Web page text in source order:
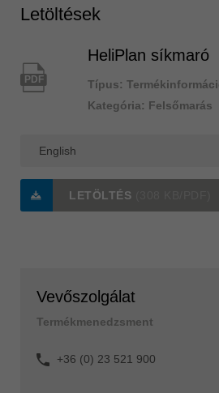
Letöltések
PDF
HeliPlan síkmaró
Típus:
Kategória: Felsőmarás
LETÖLTÉS
Vevőszolgálat
Termékmenedzsment
+36 (0) 23 521 900